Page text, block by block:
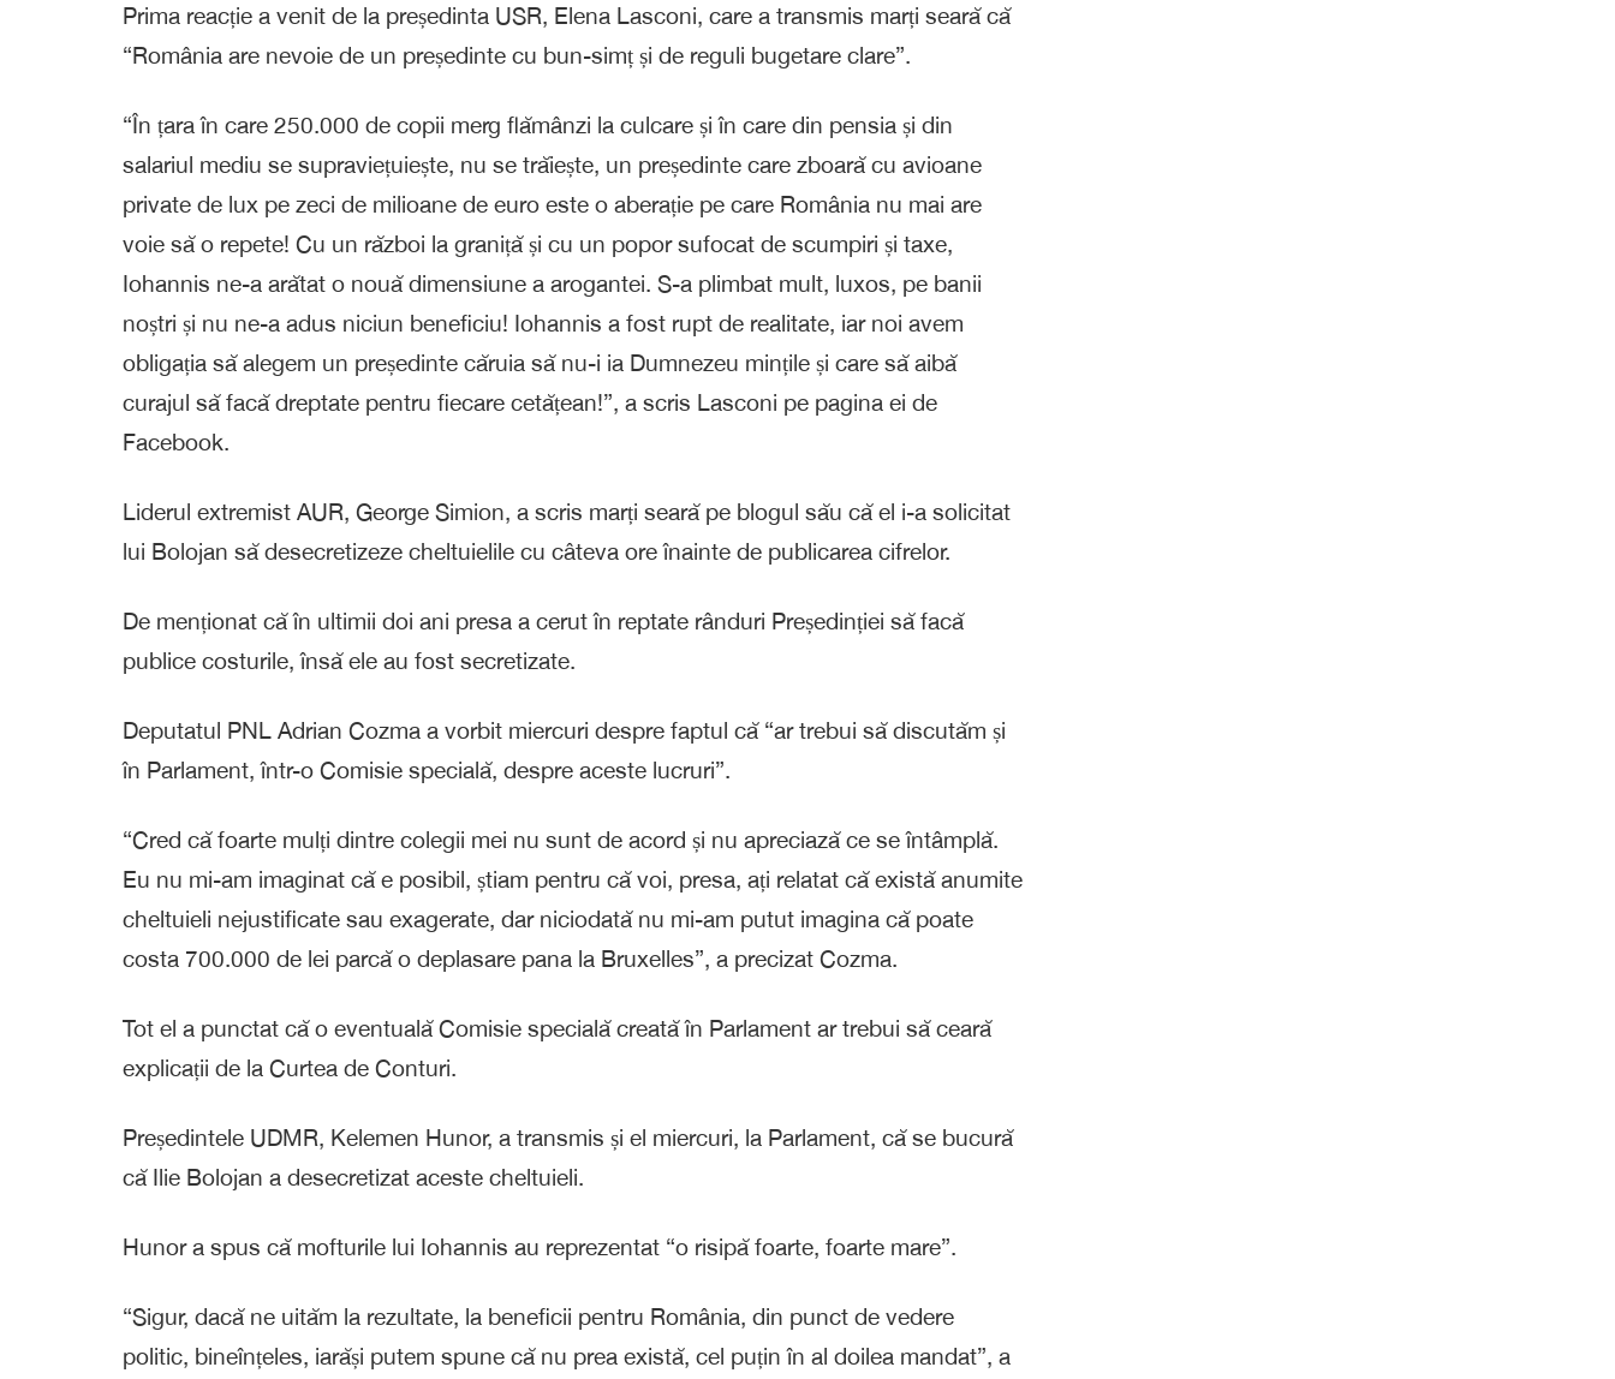
Prima reacție a venit de la președinta USR, Elena Lasconi, care a transmis marți seară că
“România are nevoie de un președinte cu bun-simț și de reguli bugetare clare”.
“În țara în care 250.000 de copii merg flămânzi la culcare și în care din pensia și din
salariul mediu se supraviețuiește, nu se trăiește, un președinte care zboară cu avioane
private de lux pe zeci de milioane de euro este o aberație pe care România nu mai are
voie să o repete! Cu un război la graniță și cu un popor sufocat de scumpiri și taxe,
Iohannis ne-a arătat o nouă dimensiune a arogantei. S-a plimbat mult, luxos, pe banii
noștri și nu ne-a adus niciun beneficiu! Iohannis a fost rupt de realitate, iar noi avem
obligația să alegem un președinte căruia să nu-i ia Dumnezeu mințile și care să aibă
curajul să facă dreptate pentru fiecare cetățean!”, a scris Lasconi pe pagina ei de
Facebook.
Liderul extremist AUR, George Simion, a scris marți seară pe blogul său că el i-a solicitat
lui Bolojan să desecretizeze cheltuielile cu câteva ore înainte de publicarea cifrelor.
De menționat că în ultimii doi ani presa a cerut în reptate rânduri Președinției să facă
publice costurile, însă ele au fost secretizate.
Deputatul PNL Adrian Cozma a vorbit miercuri despre faptul că “ar trebui să discutăm și
în Parlament, într-o Comisie specială, despre aceste lucruri”.
“Cred că foarte mulți dintre colegii mei nu sunt de acord și nu apreciază ce se întâmplă.
Eu nu mi-am imaginat că e posibil, știam pentru că voi, presa, ați relatat că există anumite
cheltuieli nejustificate sau exagerate, dar niciodată nu mi-am putut imagina că poate
costa 700.000 de lei parcă o deplasare pana la Bruxelles”, a precizat Cozma.
Tot el a punctat că o eventuală Comisie specială creată în Parlament ar trebui să ceară
explicații de la Curtea de Conturi.
Președintele UDMR, Kelemen Hunor, a transmis și el miercuri, la Parlament, că se bucură
că Ilie Bolojan a desecretizat aceste cheltuieli.
Hunor a spus că mofturile lui Iohannis au reprezentat “o risipă foarte, foarte mare”.
“Sigur, dacă ne uităm la rezultate, la beneficii pentru România, din punct de vedere
politic, bineînțeles, iarăși putem spune că nu prea există, cel puțin în al doilea mandat”, a